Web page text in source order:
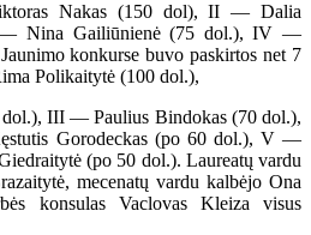
Nakas (150 dol), II — Dalia
— Nina Gailiūnienė (75 dol.), IV —
konkurse buvo paskirtos net 7
Polikaitytė (100 dol.),
III — Paulius Bindokas (70 dol.),
Gorodeckas (po 60 dol.), V —
(po 50 dol.). Laureatų vardu
mecenatų vardu kalbėjo Ona
konsulas Vaclovas Kleiza visus